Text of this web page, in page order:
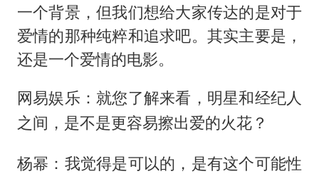
一个背景，但我们想给大家传达的是对于
爱情的那种纯粹和追求吧。其实主要是，
还是一个爱情的电影。
网易娱乐：就您了解来看，明星和经纪人
之间，是不是更容易擦出爱的火花？
杨幂：我觉得是可以的，是有这个可能性